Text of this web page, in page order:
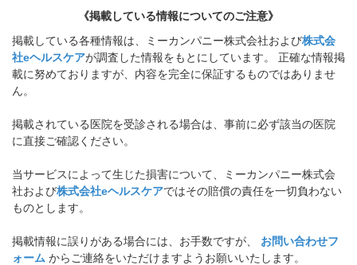
《掲載している情報についてのご注意》
掲載している各種情報は、ミーカンパニー株式会社および株式会
社eヘルスケアが調査した情報をもとにしています。 正確な情報掲
載に努めておりますが、内容を完全に保証するものではありませ
ん。
掲載されている医院を受診される場合は、事前に必ず該当の医院
に直接ご確認ください。
当サービスによって生じた損害について、ミーカンパニー株式会
社および株式会社eヘルスケアではその賠償の責任を一切負わない
ものとします。
掲載情報に誤りがある場合には、お手数ですが、
お問い合わせフ
ォーム からご連絡をいただけますようお願いいたします。